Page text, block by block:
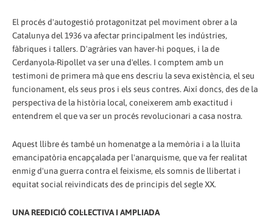
El procés d'autogestió protagonitzat pel moviment obrer a la
Catalunya del 1936 va afectar principalment les indústries,
fàbriques i tallers. D'agràries van haver-hi poques, i la de
Cerdanyola-Ripollet va ser una d'elles. I comptem amb un
testimoni de primera mà que ens descriu la seva existència, el seu
funcionament, els seus pros i els seus contres. Així doncs, des de la
perspectiva de la història local, coneixerem amb exactitud i
entendrem el que va ser un procés revolucionari a casa nostra.
Aquest llibre és també un homenatge a la memòria i a la lluita
emancipatòria encapçalada per l'anarquisme, que va fer realitat
enmig d'una guerra contra el feixisme, els somnis de llibertat i
equitat social reivindicats des de principis del segle XX.
UNA REEDICIÓ COL·LECTIVA I AMPLIADA